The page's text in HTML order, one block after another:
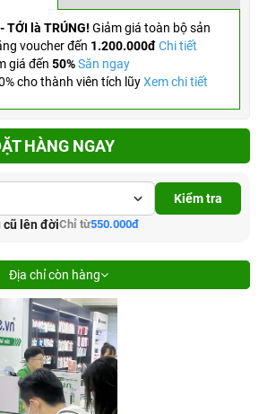
TỚI là TRÚNG! Giảm giá toàn bộ sản
voucher đến 1.200.000đChi tiết
giá đến 50%Săn ngay
cho thành viên tích lũyXem chi tiết
HÀNG NGAY
Kiểm tra
cũ lên đờiChỉ từ550.000đ
Địa chỉ còn hàng